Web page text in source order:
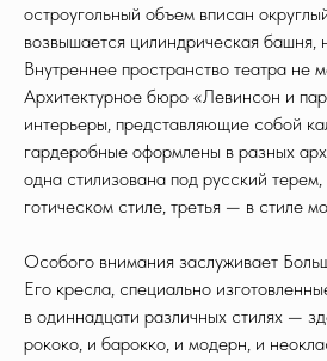
остроугольный объем вписан
возвышается цилиндрическая
Внутреннее пространство театра не
Архитектурное бюро «Левинсон и
интерьеры, представляющие собой
гардеробные оформлены в разных
одна стилизована под русский
готическом стиле, третья — в стиле
Особого внимания заслуживает
Его кресла, специально
в одиннадцати различных стилях —
рококо, и барокко, и модерн, и